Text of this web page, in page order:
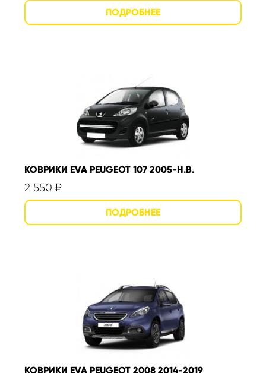
КОВРИКИ EVA PEUGEOT 107 2005-Н.В.
2 550 ₽
КОВРИКИ EVA PEUGEOT 2008 2014-2019